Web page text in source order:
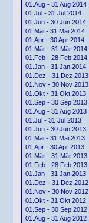
01.Aug - 31 Aug 2014
01.Jul - 31 Jul 2014
01.Jun - 30 Jun 2014
01.Mai - 31 Mai 2014
01.Apr - 30 Apr 2014
01.Mär - 31 Mär 2014
01.Feb - 28 Feb 2014
01.Jan - 31 Jan 2014
01.Dez - 31 Dez 2013
01.Nov - 30 Nov 2013
01.Okt - 31 Okt 2013
01.Sep - 30 Sep 2013
01.Aug - 31 Aug 2013
01.Jul - 31 Jul 2013
01.Jun - 30 Jun 2013
01.Mai - 31 Mai 2013
01.Apr - 30 Apr 2013
01.Mär - 31 Mär 2013
01.Feb - 28 Feb 2013
01.Jan - 31 Jan 2013
01.Dez - 31 Dez 2012
01.Nov - 30 Nov 2012
01.Okt - 31 Okt 2012
01.Sep - 30 Sep 2012
01.Aug - 31 Aug 2012